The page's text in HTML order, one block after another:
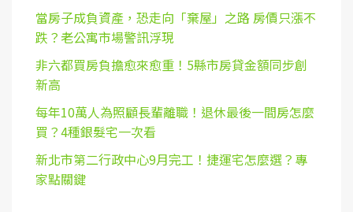
當房子成負資產，恐走向「棄屋」之路 房價只漲不
跌？老公寓市場警訊浮現
非六都買房負擔愈來愈重！5縣市房貸金額同步創
新高
每年10萬人為照顧長輩離職！退休最後一間房怎麼
買？4種銀髮宅一次看
新北市第二行政中心9月完工！捷運宅怎麼選？專
家點關鍵